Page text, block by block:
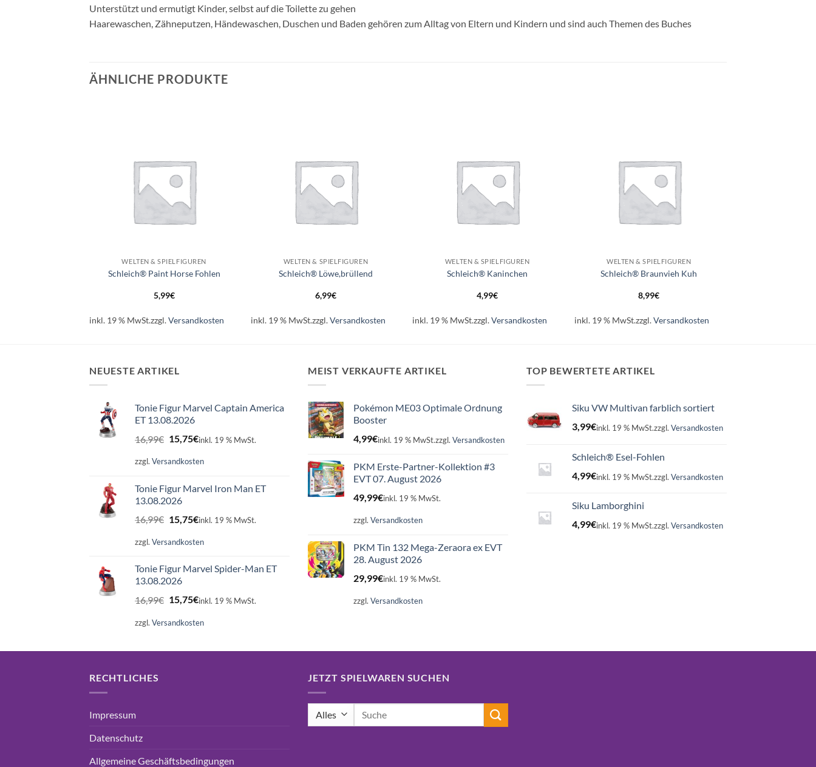
Unterstützt und ermutigt Kinder, selbst auf die Toilette zu gehen
Haarewaschen, Zähneputzen, Händewaschen, Duschen und Baden gehören zum Alltag von Eltern und Kindern und sind auch Themen des Buches
ÄHNLICHE PRODUKTE
WELTEN & SPIELFIGUREN
Schleich® Paint Horse Fohlen
5,99€
inkl. 19 % MwSt.zzgl.Versandkosten
WELTEN & SPIELFIGUREN
Schleich® Löwe,brüllend
6,99€
inkl. 19 % MwSt.zzgl.Versandkosten
WELTEN & SPIELFIGUREN
Schleich® Kaninchen
4,99€
inkl. 19 % MwSt.zzgl.Versandkosten
WELTEN & SPIELFIGUREN
Schleich® Braunvieh Kuh
8,99€
inkl. 19 % MwSt.zzgl.Versandkosten
NEUESTE ARTIKEL
Tonie Figur Marvel Captain America
ET 13.08.2026
16,99€ Ursprünglicher
war:
15,75€Aktueller
ist:
inkl. 19 % MwSt.
zzgl. Versandkosten
Tonie Figur Marvel Iron Man ET
13.08.2026
16,99€ Ursprünglicher
Preis
war:
15,75€Aktueller
ist:
inkl. 19 % MwSt.
zzgl. Versandkosten
Tonie Figur Marvel Spider-Man ET
13.08.2026
16,99€ Ursprünglicher
war:
15,75€Aktueller
ist:
inkl. 19 % MwSt.
zzgl. Versandkosten
MEIST VERKAUFTE ARTIKEL
Pokémon ME03 Optimale Ordnung
Booster
4,99€inkl. 19 % MwSt.zzgl. Versandkosten
PKM Erste-Partner-Kollektion #3
EVT 07. August 2026
49,99€inkl. 19 % MwSt.
zzgl. Versandkosten
PKM Tin 132 Mega-Zeraora ex EVT
28. August 2026
29,99€inkl. 19 % MwSt.
zzgl. Versandkosten
TOP BEWERTETE ARTIKEL
Siku VW Multivan farblich sortiert
3,99€inkl. 19 % MwSt.zzgl. Versandkosten
Schleich® Esel-Fohlen
4,99€inkl. 19 % MwSt.zzgl. Versandkosten
Siku Lamborghini
4,99€inkl. 19 % MwSt.zzgl. Versandkosten
RECHTLICHES
Impressum
Datenschutz
Allgemeine Geschäftsbedingungen
JETZT SPIELWAREN SUCHEN
Suchen
nach: